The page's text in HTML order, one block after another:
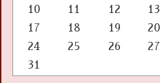
10
11 12 13
17
18 19 20
24
25 26 27
31